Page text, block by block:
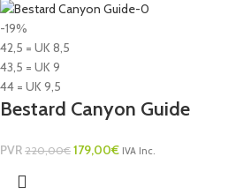
-19%
42,5 = UK 8,5
43,5 = UK 9
44 = UK 9,5
Bestard Canyon Guide
PVR 220,00€ 179,00€ IVA Inc.